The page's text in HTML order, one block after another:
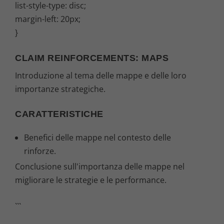
list-style-type: disc;
margin-left: 20px;
}
CLAIM REINFORCEMENTS: MAPS
Introduzione al tema delle mappe e delle loro
importanze strategiche.
CARATTERISTICHE
Benefici delle mappe nel contesto delle
rinforze.
Conclusione sull'importanza delle mappe nel
migliorare le strategie e le performance.
```